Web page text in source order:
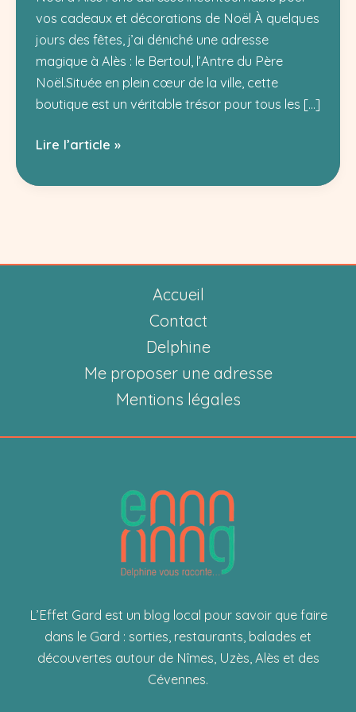
vos cadeaux et décorations de Noël À quelques
jours des fêtes, j’ai déniché une adresse
magique à Alès : le Bertoul, l’Antre du Père
Noël.Située en plein cœur de la ville, cette
boutique est un véritable trésor pour tous les […]
Antre
Père
Lire l’article »
Accueil
Contact
Delphine
Me proposer une adresse
Mentions légales
L’Effet Gard est un blog local pour savoir que faire
dans le Gard : sorties, restaurants, balades et
découvertes autour de Nîmes, Uzès, Alès et des
Cévennes.